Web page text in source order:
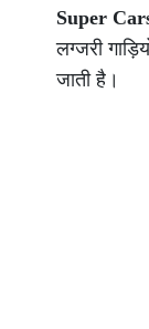
Super
लग्जरी
जाती है।